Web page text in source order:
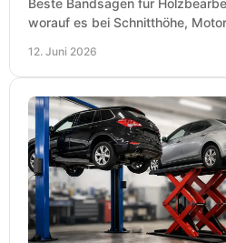
worauf es bei Schnitthöhe,
12. Juni 2026